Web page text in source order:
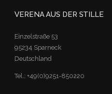
VERENA AUS DER STILLE
Einzelstraße 53
95234 Sparneck
Deutschland
Tel.: +49(0)9251-850220